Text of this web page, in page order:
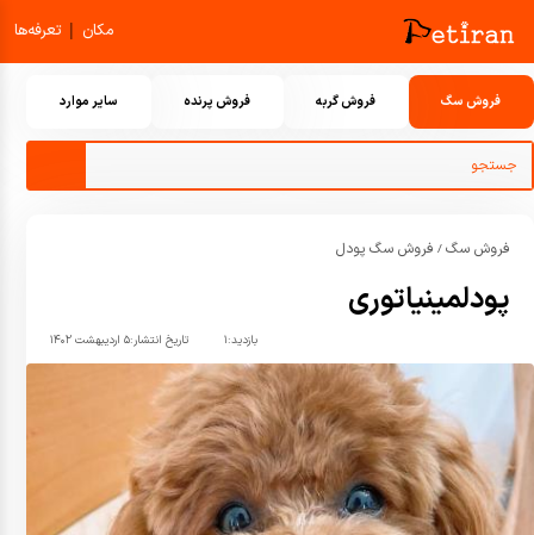
مکان | تعرفه‌ها
فروش سگ فروش گربه فروش پرنده سایر موارد
فروش سگ / فروش سگ پودل
پودلمینیاتوری
تاریخ انتشار:۵ اردیبهشت ۱۴۰۲ بازدید:۱